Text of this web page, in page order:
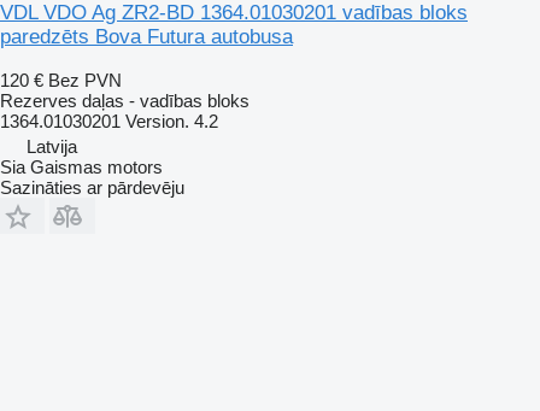
VDL VDO Ag ZR2-BD 1364.01030201 vadības bloks
paredzēts Bova Futura autobusa
120 € Bez PVN
Rezerves daļas - vadības bloks
1364.01030201 Version. 4.2
Latvija
Sia Gaismas motors
Sazināties ar pārdevēju